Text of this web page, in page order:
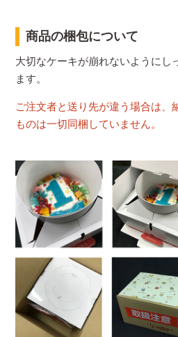
商品の梱包について
大切なケーキが崩れないようにし
ます。
ご注文者と送り先が違う場合は、
ものは一切同梱していません。